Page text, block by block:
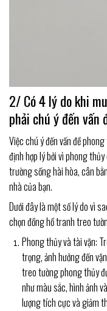
2/ Có 4 lý do khi
phải chú ý đến vấn
Việc chú ý đến vấn đề
định hợp lý bởi vì phong
trường sống hài hòa, cân
nhà của bạn.
Dưới đây là một số lý do vì
chọn đồng hồ tranh treo
Phong thủy và tài vận:
trọng, ảnh hưởng đến
treo tường phong thủy
như màu sắc, hình ảnh
lượng tích cực và giảm